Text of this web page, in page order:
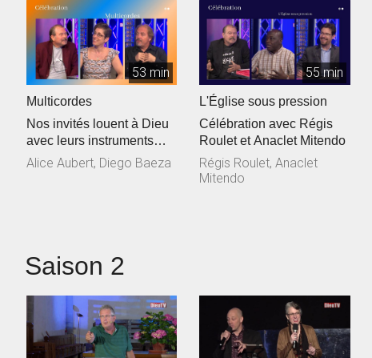
53 min
Multicordes
Nos invités louent à Dieu
avec leurs instruments
dans le cadre de
Alice Aubert, Diego Baeza
55 min
L'Église sous pression
Célébration avec Régis
Roulet et Anaclet Mitendo
Régis Roulet, Anaclet
Mitendo
Saison 2